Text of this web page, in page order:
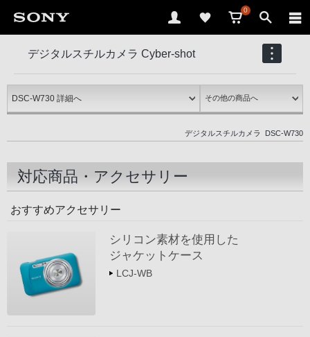
0
デジタルスチルカメラ Cyber-shot
DSC-W730
デジタルスチルカメラ DSC-W730
対応商品・アクセサリー
おすすめアクセサリー
シリコン素材を使用した
ジャケットケース
LCJ-WB